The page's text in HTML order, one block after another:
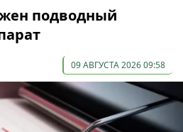
подводный
09 АВГУСТА 2026 09:58